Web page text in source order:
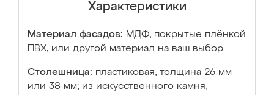
Характеристики
Материал фасадов: МДФ, покрытые плёнкой
ПВХ, или другой материал на ваш выбор
Столешница: пластиковая, толщина 26 мм
или 38 мм; из искусственного камня,